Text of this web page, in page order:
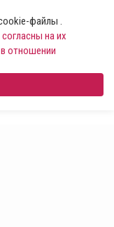
файлы .
согласны на их
отношении